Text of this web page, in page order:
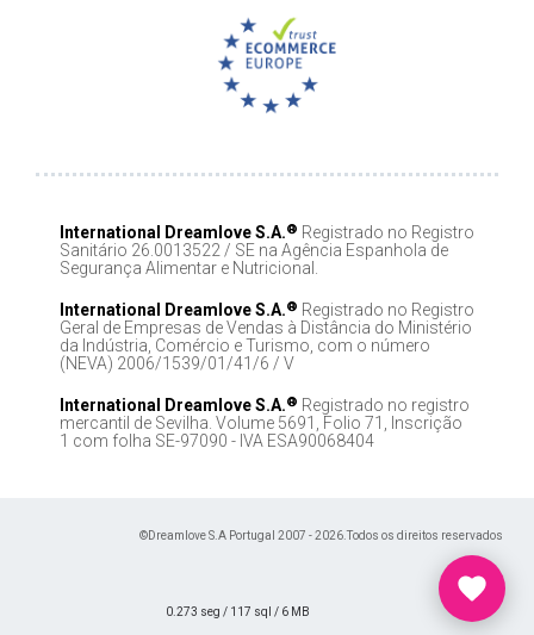
International Dreamlove S.A.® Registrado no Registro
Sanitário 26.0013522 / SE na Agência Espanhola de
Segurança Alimentar e Nutricional.
International Dreamlove S.A.® Registrado no Registro
Geral de Empresas de Vendas à Distância do Ministério
da Indústria, Comércio e Turismo, com o número
(NEVA) 2006/1539/01/41/6 / V
International Dreamlove S.A.® Registrado no registro
mercantil de Sevilha. Volume 5691, Folio 71, Inscrição
1 com folha SE-97090 - IVA ESA90068404
©Dreamlove S.A Portugal 2007 - 2026.Todos os direitos reservados
0.273 seg / 117 sql / 6 MB